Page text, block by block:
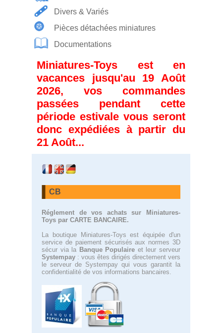
Divers & Variés
Pièces détachées miniatures
Documentations
Miniatures-Toys est en
vacances jusqu'au 19 Août
2026, vos commandes
passées pendant cette
période estivale vous seront
donc expédiées à partir du
21 Août...
CB
Réglement de vos achats sur Miniatures-
Toys par CARTE BANCAIRE.
La boutique Miniatures-Toys est équipée d'un
service de paiement sécurisés aux normes 3D
sécur via la Banque Populaire et leur serveur
Systempay : vous êtes dirigés directement vers
le serveur de Systempay qui vous garantit la
confidentialité de vos informations bancaires.